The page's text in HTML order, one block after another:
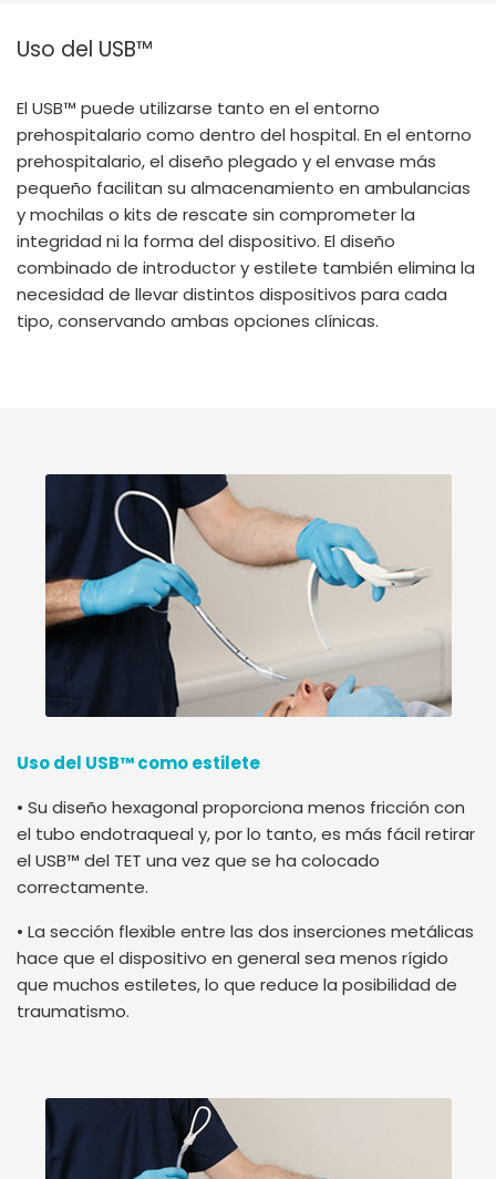
Uso del USB™
El USB™ puede utilizarse tanto en el entorno
prehospitalario como dentro del hospital. En el entorno
prehospitalario, el diseño plegado y el envase más
pequeño facilitan su almacenamiento en ambulancias
y mochilas o kits de rescate sin comprometer la
integridad ni la forma del dispositivo. El diseño
combinado de introductor y estilete también elimina la
necesidad de llevar distintos dispositivos para cada
tipo, conservando ambas opciones clínicas.
Uso del USB™ como estilete
• Su diseño hexagonal proporciona menos fricción con
el tubo endotraqueal y, por lo tanto, es más fácil retirar
el USB™ del TET una vez que se ha colocado
correctamente.
• La sección flexible entre las dos inserciones metálicas
hace que el dispositivo en general sea menos rígido
que muchos estiletes, lo que reduce la posibilidad de
traumatismo.